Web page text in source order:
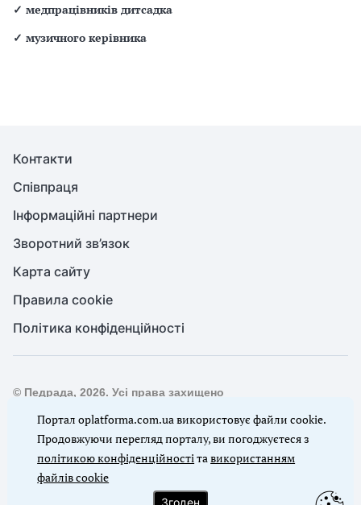
✓ медпрацівників дитсадка
✓ музичного керівника
Контакти
Співпраця
Інформаційні партнери
Зворотний зв’язок
Карта сайту
Правила cookie
Політика конфіденційності
© Педрада, 2026. Усі права захищено
Повне або часткове копіювання будь-яких матеріалів сайту,
цитування, публікація їх анотованих оглядів допускаються
лише з письмового дозволу редакції сайту Педрада
Ми в соцмережах
Портал oplatforma.com.ua використовує файли cookie.
Продовжуючи перегляд порталу, ви погоджуєтеся з
політикою конфіденційностітавикористанням
файлів cookie
Згоден